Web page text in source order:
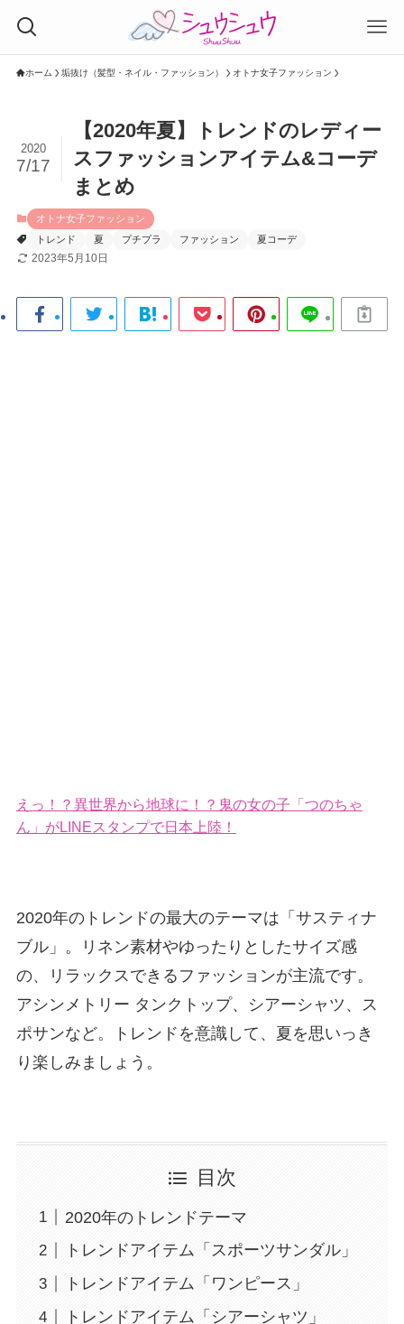
ホーム 垢抜け（髪型・ネイル・ファッション） オトナ女子ファッション
【2020年夏】トレンドのレディー
スファッションアイテム&コーデ
まとめ
2020
7/17
オトナ女子ファッション
トレンド
夏 プチプラ ファッション 夏コーデ
2023年5月10日
えっ！？異世界から地球に！？鬼の女の子「つのちゃ
ん」がLINEスタンプで日本上陸！
2020年のトレンドの最大のテーマは「サスティナ
ブル」。リネン素材やゆったりとしたサイズ感
の、リラックスできるファッションが主流です。
アシンメトリー タンクトップ、シアーシャツ、ス
ポサンなど。トレンドを意識して、夏を思いっき
り楽しみましょう。
目次
2020年のトレンドテーマ
トレンドアイテム「スポーツサンダル」
トレンドアイテム「ワンピース」
トレンドアイテム「シアーシャツ」